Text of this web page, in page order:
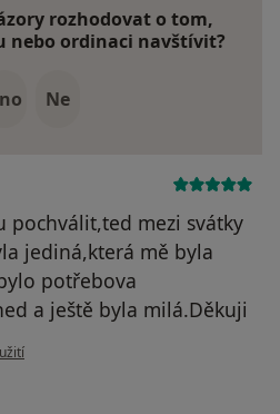
rozhodovat o tom,
nebo ordinaci navštívit?
Ne
pochválit,ted mezi svátky
jediná,která mě byla
potřebova
a ještě byla milá.Děkuji
Pacient